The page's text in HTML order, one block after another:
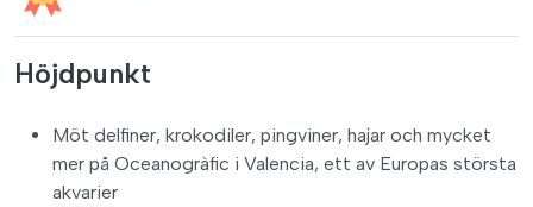
Höjdpunkt
Möt delfiner, krokodiler, pingviner, hajar och mycket
mer på Oceanogràfic i Valencia, ett av Europas största
akvarier